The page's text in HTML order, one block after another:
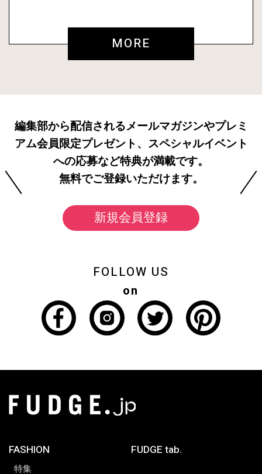
MORE
編集部から配信されるメールマガジンやプレミ
アム会員限定プレゼント、スペシャルイベント
への応募など特典が満載です。
無料でご登録いただけます。
新規会員登録
FOLLOW US
on
FASHION
特集
FUDGE tab.